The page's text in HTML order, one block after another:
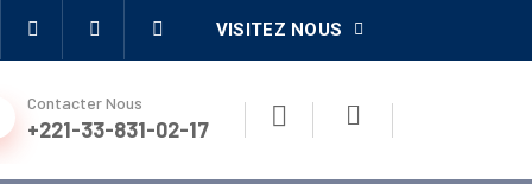
VISITEZ NOUS
Contacter Nous
+221-33-831-02-17